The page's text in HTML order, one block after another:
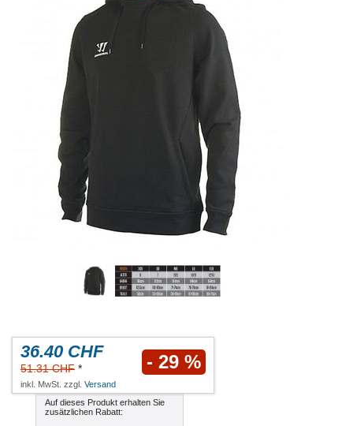
36.40 CHF
51.31 CHF * - 29 %
inkl. MwSt. zzgl. Versand
Auf dieses Produkt erhalten Sie
zusätzlichen Rabatt: